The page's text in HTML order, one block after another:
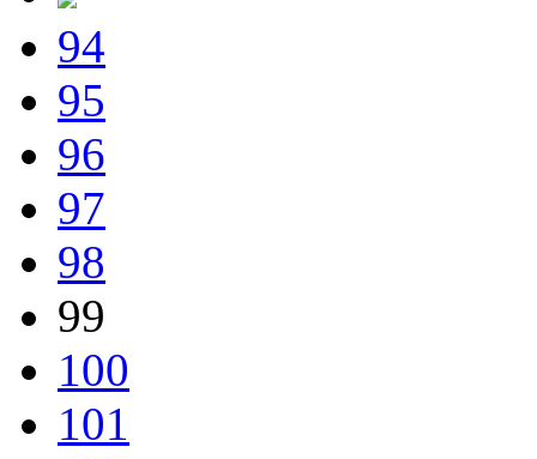
94
95
96
97
98
99
100
101